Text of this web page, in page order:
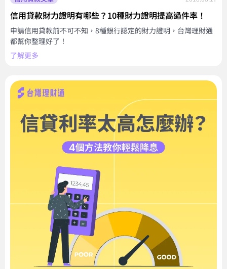
信用貸款財力證明有哪些？10種財力證明提高過件率！
申請信用貸款前不可不知，8種銀行認定的財力證明，台灣理財通
都幫你整理好了！
了解更多